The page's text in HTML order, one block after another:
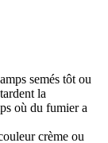
semés tôt ou
la
où du fumier a
crème ou